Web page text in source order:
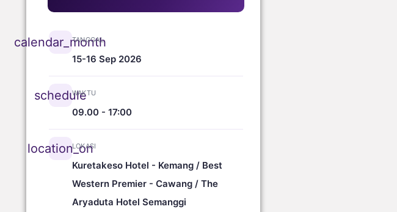
calendar_month
TANGGAL
15-16 Sep 2026
schedule
WAKTU
09.00 - 17:00
location_on
LOKASI
Kuretakeso Hotel - Kemang / Best
Western Premier - Cawang / The
Aryaduta Hotel Semanggi